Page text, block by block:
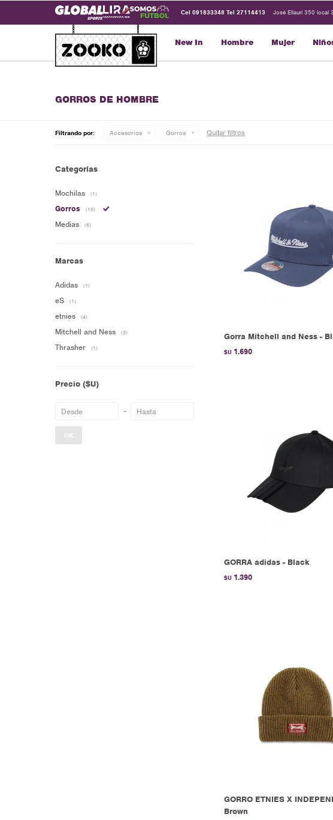
New In Hombre Mujer
Cel 091833348 Tel 27114413 José Ellauri 350 local
GORROS DE HOMBRE
Filtrando por: Accesorios Gorros Quitar filtros
Gorra Mitchell and Ness -
$U 1.690
GORRA adidas - Black
$U 1.390
GORRO ETNIES X
Brown
Categorías
Mochilas (1)
Gorros (10)
Medias (6)
Marcas
Adidas (1)
eS (1)
etnies (4)
Mitchell and Ness (3)
Thrasher (1)
Precio ($U)
OK